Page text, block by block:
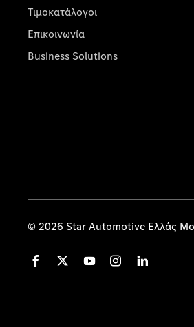
Τιμοκατάλογοι
Επικοινωνία
Business Solutions
© 2026 Star Automotive Ελλάς